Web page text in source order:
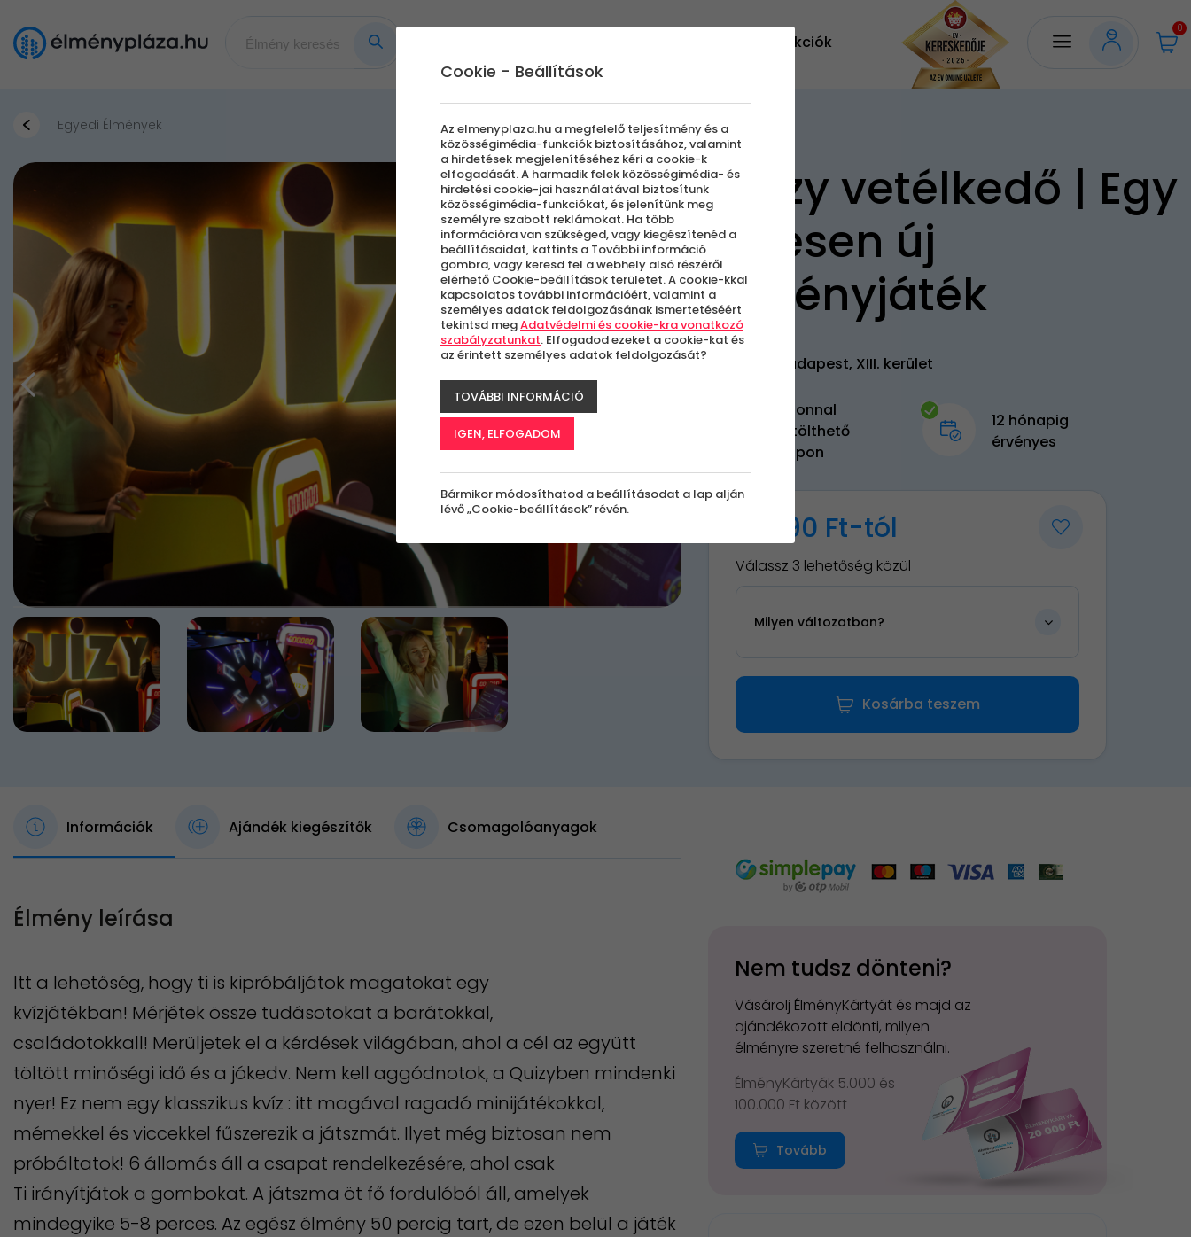
Akciók
0
Egyedi Élmények
Quizy vetélkedő | Egy
teljesen új
élményjáték
Budapest, XIII. kerület
Azonnal
letölthető
kupon
12 hónapig
érvényes
21 990 Ft-tól
Válassz 3 lehetőség közül
Milyen változatban?
Kosárba teszem
Információk Ajándék kiegészítők Csomagolóanyagok
Élmény leírása
Itt a lehetőség, hogy ti is kipróbáljátok magatokat egy
kvízjátékban! Mérjétek össze tudásotokat a barátokkal,
családotokkall! Merüljetek el a kérdések világában, ahol a cél az együtt
töltött minőségi idő és a jókedv. Nem kell aggódnotok, a Quizyben mindenki
nyer! Ez nem egy klasszikus kvíz : itt magával ragadó minijátékokkal,
mémekkel és viccekkel fűszerezik a játszmát. Ilyet még biztosan nem
próbáltatok! 6 állomás áll a csapat rendelkezésére, ahol csak
Ti irányítjátok a gombokat. A játszma öt fő fordulóból áll, amelyek
mindegyike 5-8 perces. Az egész élmény 50 percig tart, de ezen belül a játék
Nem tudsz dönteni?
Vásárolj ÉlményKártyát és majd az
ajándékozott eldönti, milyen
élményre szeretné felhasználni.
ÉlményKártyák 5.000 és
100.000 Ft között
Tovább
Cookie - Beállítások
Az elmenyplaza.hu a megfelelő teljesítmény és a
közösségimédia-funkciók biztosításához, valamint
a hirdetések megjelenítéséhez kéri a cookie-k
elfogadását. A harmadik felek közösségimédia- és
hirdetési cookie-jai használatával biztosítunk
közösségimédia-funkciókat, és jelenítünk meg
személyre szabott reklámokat. Ha több
információra van szükséged, vagy kiegészítenéd a
beállításaidat, kattints a További információ
gombra, vagy keresd fel a webhely alsó részéről
elérhető Cookie-beállítások területet. A cookie-kkal
kapcsolatos további információért, valamint a
személyes adatok feldolgozásának ismertetéséért
tekintsd megAdatvédelmi és cookie-kra vonatkozó
szabályzatunkat. Elfogadod ezeket a cookie-kat és
az érintett személyes adatok feldolgozását?
TOVÁBBI INFORMÁCIÓ
IGEN, ELFOGADOM
Bármikor módosíthatod a beállításodat a lap alján
lévő „Cookie-beállítások” révén.